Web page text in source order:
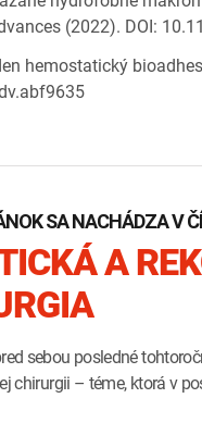
(2022). DOI:
hemostatický
SA NACHÁDZA V
A
sebou posledné
chirurgii – téme, ktorá v